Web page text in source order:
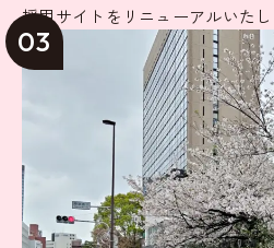
採用サイトをリニューアルいた
03